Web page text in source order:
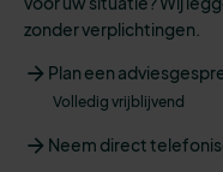
zonder verplichtingen.
Plan een
Volledig vrijblijvend
Neem direct